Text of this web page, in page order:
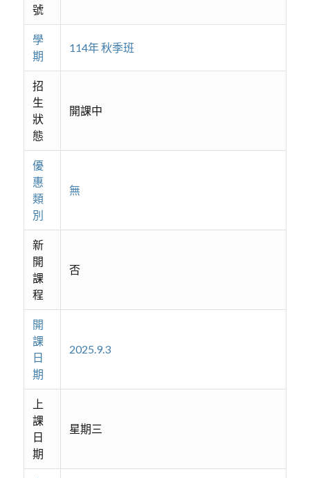
號
學
期
114年 秋季班
招
生
狀
態
開課中
優
惠
類
別
無
新
開
課
程
否
開
課
日
期
2025.9.3
上
課
日
期
星期三